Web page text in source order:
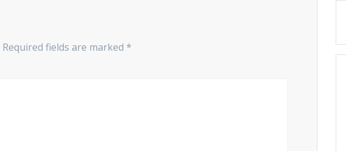
Required fields are marked *